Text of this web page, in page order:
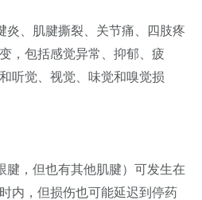
、肌腱撕裂、关节痛、四肢疼
，包括感觉异常、抑郁、疲
听觉、视觉、味觉和嗅觉损
，但也有其他肌腱）可发生在
内，但损伤也可能延迟到停药